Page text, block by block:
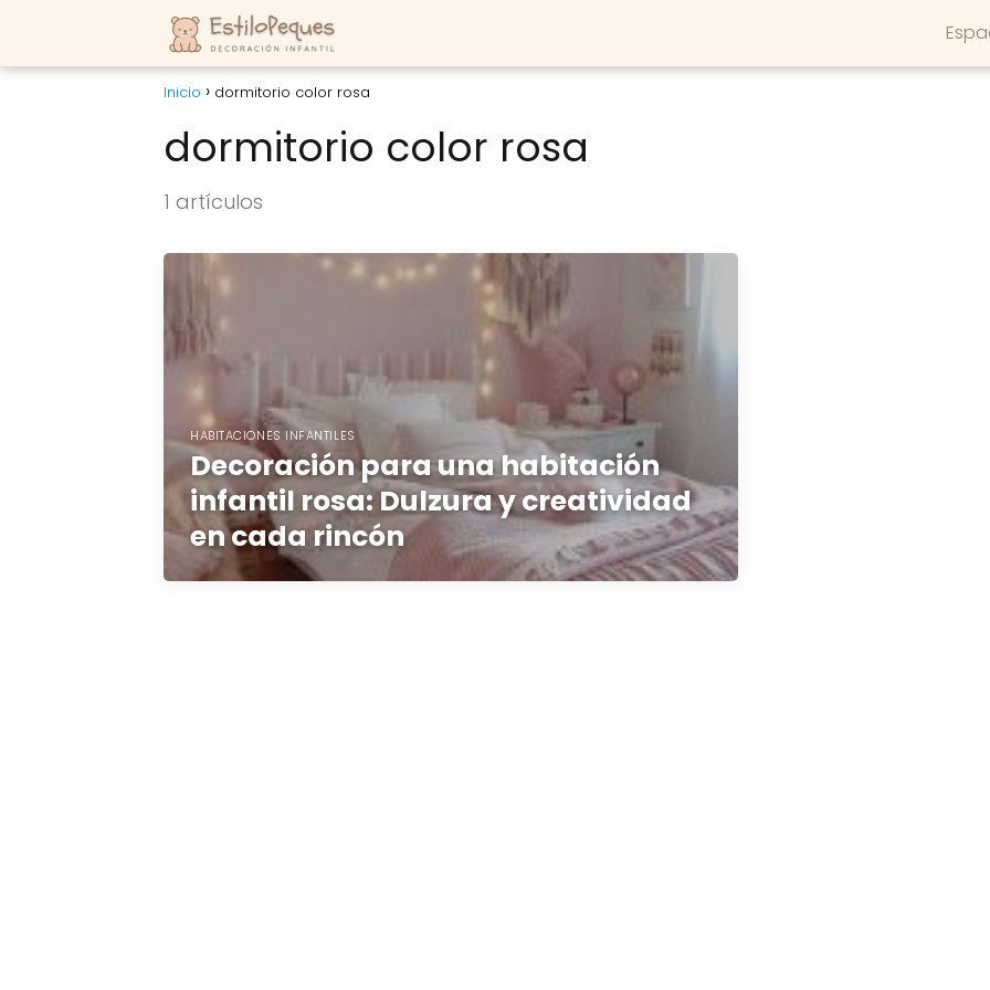
Inicio dormitorio color rosa
dormitorio color rosa
1 artículos
HABITACIONES INFANTILES
Decoración para una habitación
infantil rosa: Dulzura y creatividad
en cada rincón